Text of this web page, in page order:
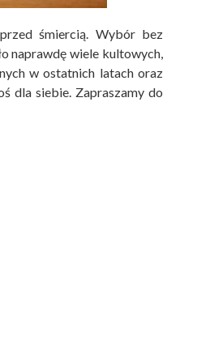
śmiercią. Wybór bez
naprawdę wiele kultowych,
w ostatnich latach oraz
dla siebie. Zapraszamy do